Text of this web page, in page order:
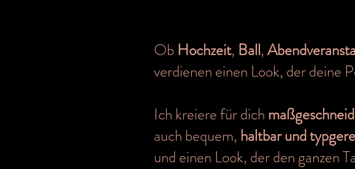
Ob Hochzeit, Ball,
verdienen einen Look, der deine
Ich kreiere für dich
auch bequem, haltbar und
und einen Look, der den ganzen